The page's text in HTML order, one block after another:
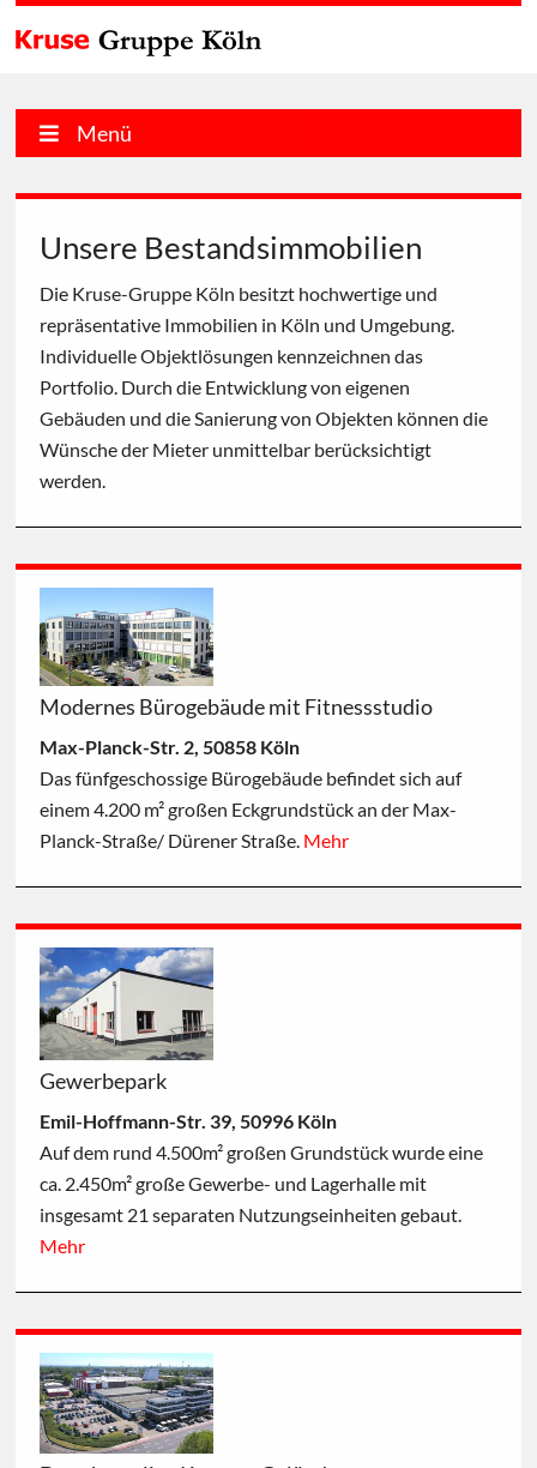
Menü
Unsere Bestandsimmobilien
Die Kruse-Gruppe Köln besitzt hochwertige und
repräsentative Immobilien in Köln und Umgebung.
Individuelle Objektlösungen kennzeichnen das
Portfolio. Durch die Entwicklung von eigenen
Gebäuden und die Sanierung von Objekten können die
Wünsche der Mieter unmittelbar berücksichtigt
werden.
Modernes Bürogebäude mit Fitnessstudio
Max-Planck-Str. 2, 50858 Köln
Das fünfgeschossige Bürogebäude befindet sich auf
einem 4.200 m² großen Eckgrundstück an der Max-
Planck-Straße/ Dürener Straße. Mehr
Gewerbepark
Emil-Hoffmann-Str. 39, 50996 Köln
Auf dem rund 4.500m² großen Grundstück wurde eine
ca. 2.450m² große Gewerbe- und Lagerhalle mit
insgesamt 21 separaten Nutzungseinheiten gebaut.
Mehr